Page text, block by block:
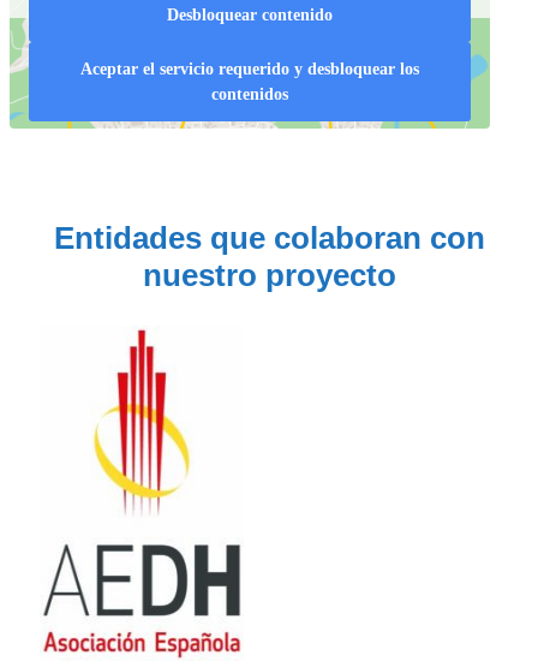
Desbloquear contenido
Aceptar el servicio requerido y desbloquear los
contenidos
Entidades que colaboran con
nuestro proyecto